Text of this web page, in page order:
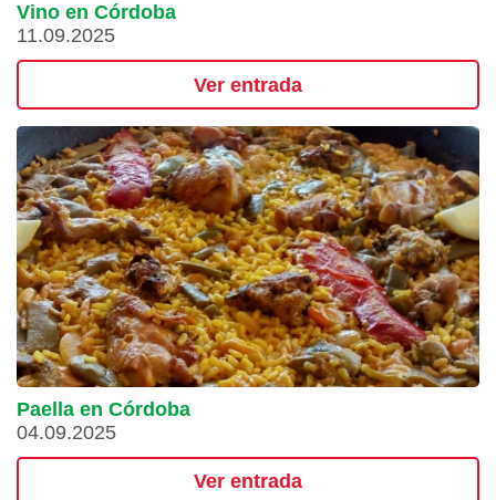
Vino en Córdoba
11.09.2025
Ver entrada
Paella en Córdoba
04.09.2025
Ver entrada